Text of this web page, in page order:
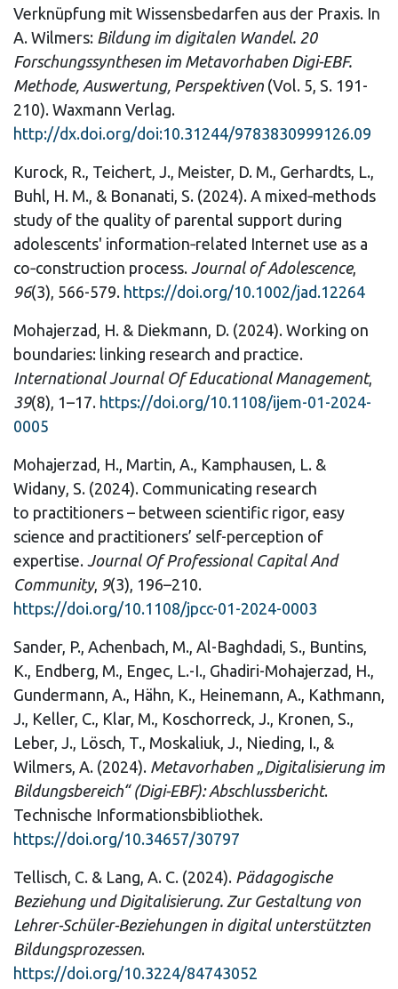
Verknüpfung mit Wissensbedarfen aus der Praxis. In
A. Wilmers: Bildung im digitalen Wandel. 20
Forschungssynthesen im Metavorhaben Digi-EBF.
Methode, Auswertung, Perspektiven (Vol. 5, S. 191-
210). Waxmann Verlag.
http://dx.doi.org/doi:10.31244/9783830999126.09
Kurock, R., Teichert, J., Meister, D. M., Gerhardts, L.,
Buhl, H. M., & Bonanati, S. (2024). A mixed‐methods
study of the quality of parental support during
adolescents' information‐related Internet use as a
co‐construction process. Journal of Adolescence,
96(3), 566-579. https://doi.org/10.1002/jad.12264
Mohajerzad, H. & Diekmann, D. (2024). Working on
boundaries: linking research and practice.
International Journal Of Educational Management,
39(8), 1–17. https://doi.org/10.1108/ijem-01-2024-
0005
Mohajerzad, H., Martin, A., Kamphausen, L. &
Widany, S. (2024). Communicating research
to practitioners – between scientific rigor, easy
science and practitioners’ self-perception of
expertise. Journal Of Professional Capital And
Community, 9(3), 196–210.
https://doi.org/10.1108/jpcc-01-2024-0003
Sander, P., Achenbach, M., Al-Baghdadi, S., Buntins,
K., Endberg, M., Engec, L.-I., Ghadiri-Mohajerzad, H.,
Gundermann, A., Hähn, K., Heinemann, A., Kathmann,
J., Keller, C., Klar, M., Koschorreck, J., Kronen, S.,
Leber, J., Lösch, T., Moskaliuk, J., Nieding, I., &
Wilmers, A. (2024). Metavorhaben „Digitalisierung im
Bildungsbereich“ (Digi-EBF): Abschlussbericht.
Technische Informationsbibliothek.
https://doi.org/10.34657/30797
Tellisch, C. & Lang, A. C. (2024). Pädagogische
Beziehung und Digitalisierung. Zur Gestaltung von
Lehrer-Schüler-Beziehungen in digital unterstützten
Bildungsprozessen.
https://doi.org/10.3224/84743052